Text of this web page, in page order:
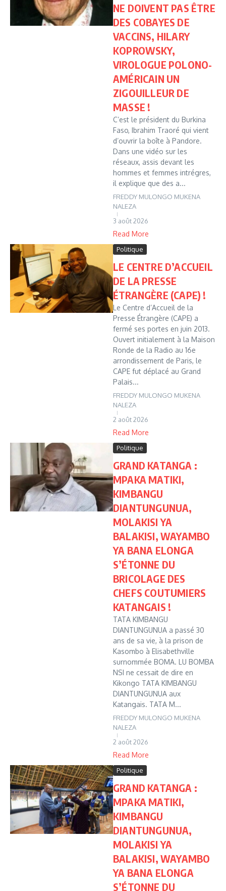
NE DOIVENT PAS ÊTRE
DES COBAYES DE
VACCINS, HILARY
KOPROWSKY,
VIROLOGUE POLONO-
AMÉRICAIN UN
ZIGOUILLEUR DE
MASSE !
C’est le président du Burkina
Faso, Ibrahim Traoré qui vient
d’ouvrir la boîte à Pandore.
Dans une vidéo sur les
réseaux, assis devant les
hommes et femmes intrégres,
il explique que des a...
FREDDY MULONGO MUKENA
NALEZA
3 août 2026
Read More
Politique
LE CENTRE D’ACCUEIL
DE LA PRESSE
ÉTRANGÈRE (CAPE) !
Le Centre d’Accueil de la
Presse Étrangère (CAPE) a
fermé ses portes en juin 2013.
Ouvert initialement à la Maison
Ronde de la Radio au 16e
arrondissement de Paris, le
CAPE fut déplacé au Grand
Palais...
FREDDY MULONGO MUKENA
NALEZA
2 août 2026
Read More
Politique
GRAND KATANGA :
MPAKA MATIKI,
KIMBANGU
DIANTUNGUNUA,
MOLAKISI YA
BALAKISI, WAYAMBO
YA BANA ELONGA
S’ÉTONNE DU
BRICOLAGE DES
CHEFS COUTUMIERS
KATANGAIS !
TATA KIMBANGU
DIANTUNGUNUA a passé 30
ans de sa vie, à la prison de
Kasombo à Elisabethville
surnommée BOMA. LU BOMBA
NSI ne cessait de dire en
Kikongo TATA KIMBANGU
DIANTUNGUNUA aux
Katangais. TATA M...
FREDDY MULONGO MUKENA
NALEZA
2 août 2026
Read More
Politique
GRAND KATANGA :
MPAKA MATIKI,
KIMBANGU
DIANTUNGUNUA,
MOLAKISI YA
BALAKISI, WAYAMBO
YA BANA ELONGA
S’ÉTONNE DU